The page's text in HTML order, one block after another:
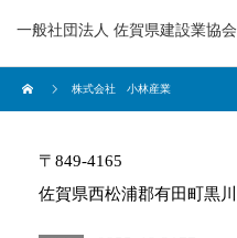
一般社団法人 佐賀県建設業協会
株式会社 小林産業
〒849-4165
佐賀県西松浦郡有田町黒